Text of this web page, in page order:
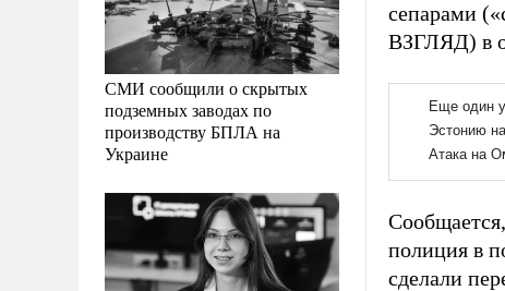
СМИ сообщили о скрытых
подземных заводах по
производству БПЛА на
Украине
сепарами
ВЗГЛЯД) в
полиция в
сделали